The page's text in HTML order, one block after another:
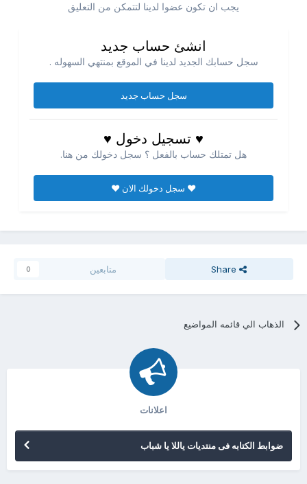
يجب ان تكون عضوا لدينا لتتمكن من التعليق
انشئ حساب جديد
سجل حسابك الجديد لدينا في الموقع بمنتهي السهوله .
سجل حساب جديد
♥ تسجيل دخول ♥
هل تمتلك حساب بالفعل ؟ سجل دخولك من هنا.
♥ سجل دخولك الان ♥
Share متابعين 0
الذهاب الي قائمه المواضيع
اعلانات
ضوابط الكتابه فى منتديات ياللا يا شباب